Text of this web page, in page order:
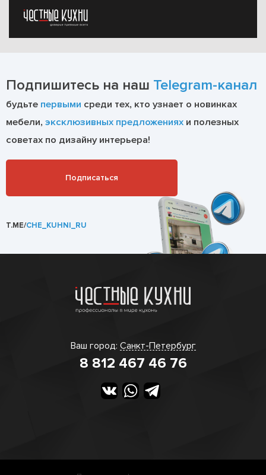
Подпишитесь на наш Telegram-канал
будьте первыми среди тех, кто узнает о новинках
мебели, эксклюзивных предложениях и полезных
советах по дизайну интерьера!
Подписаться
T.ME/CHE_KUHNI_RU
Ваш город: Санкт-Петербург
8 812 467 46 76